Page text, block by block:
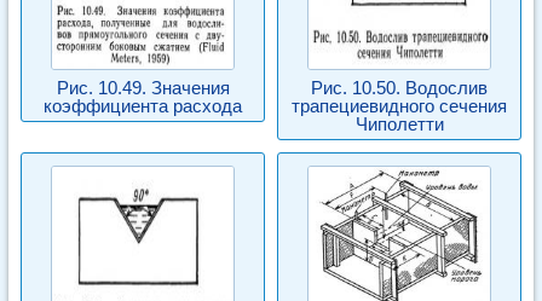
Рис. 10.49. Значения
коэффициента расхода
Рис. 10.50. Водослив
трапециевидного сечения
Чиполетти